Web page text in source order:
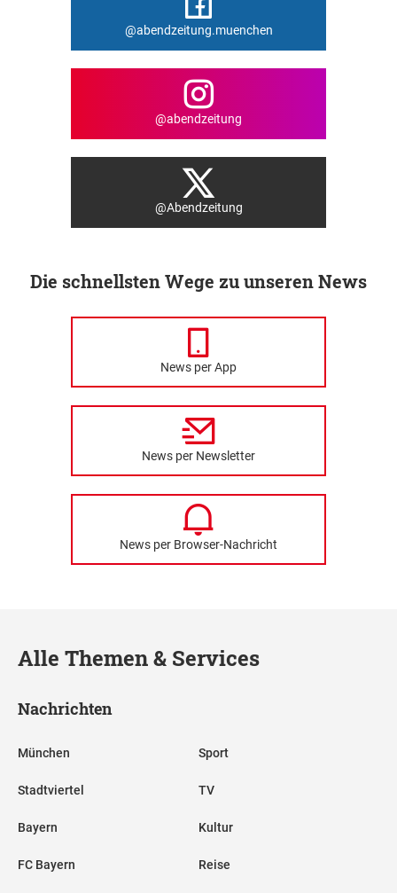
@abendzeitung.muenchen
@abendzeitung
@Abendzeitung
Die schnellsten Wege zu unseren News
News per App
News per Newsletter
News per Browser-Nachricht
Alle Themen & Services
Nachrichten
München
Stadtviertel
Bayern
FC Bayern
Sport
TV
Kultur
Reise